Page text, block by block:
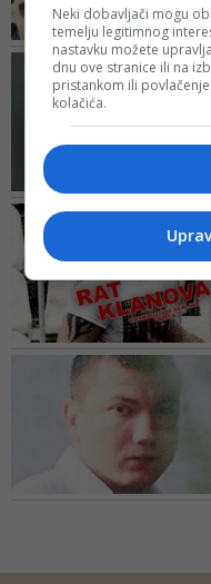
Neki dobavljači mogu
temelju legitimnog
nastavku možete
dnu ove stranice ili na
pristankom ili
kolačića.